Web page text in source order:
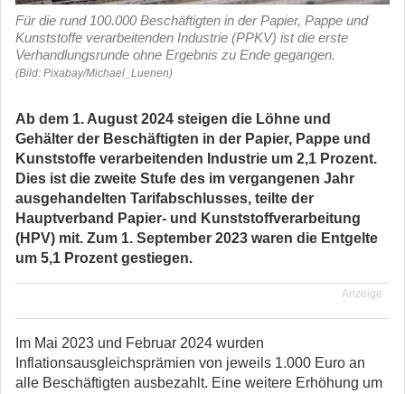
Für die rund 100.000 Beschäftigten in der Papier, Pappe und
Kunststoffe verarbeitenden Industrie (PPKV) ist die erste
Verhandlungsrunde ohne Ergebnis zu Ende gegangen.
(Bild: Pixabay/Michael_Luenen)
Ab dem 1. August 2024 steigen die Löhne und
Gehälter der Beschäftigten in der Papier, Pappe und
Kunststoffe verarbeitenden Industrie um 2,1 Prozent.
Dies ist die zweite Stufe des im vergangenen Jahr
ausgehandelten Tarifabschlusses, teilte der
Hauptverband Papier- und Kunststoffverarbeitung
(HPV) mit. Zum 1. September 2023 waren die Entgelte
um 5,1 Prozent gestiegen.
Anzeige
Im Mai 2023 und Februar 2024 wurden
Inflationsausgleichsprämien von jeweils 1.000 Euro an
alle Beschäftigten ausbezahlt. Eine weitere Erhöhung um